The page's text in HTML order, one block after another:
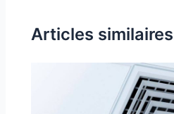
Articles similaires